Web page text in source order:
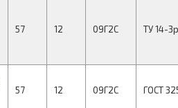
57 12 09Г2С ТУ 14-
57 12 09Г2С ГОСТ